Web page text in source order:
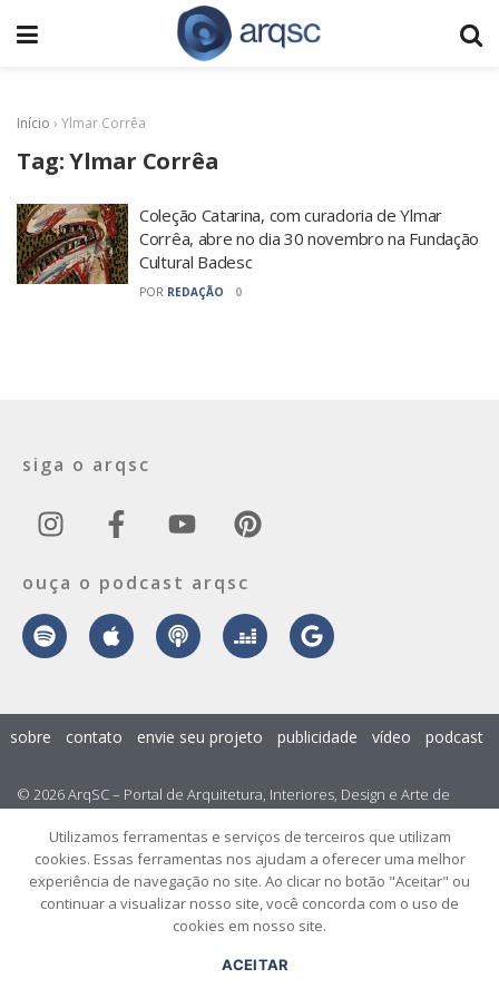
Início › Ylmar Corrêa
Tag:Ylmar Corrêa
Coleção Catarina, com curadoria de Ylmar
Corrêa, abre no dia 30 novembro na Fundação
Cultural Badesc
POR REDAÇÃO 0
siga o arqsc
ouça o podcast arqsc
© 2026 ArqSC – Portal de Arquitetura, Interiores, Design e Arte de
sobre contato envie seu projeto publicidade vídeo podcast
Utilizamos ferramentas e serviços de terceiros que utilizam
cookies. Essas ferramentas nos ajudam a oferecer uma melhor
experiência de navegação no site. Ao clicar no botão "Aceitar" ou
continuar a visualizar nosso site, você concorda com o uso de
cookies em nosso site.
ACEITAR